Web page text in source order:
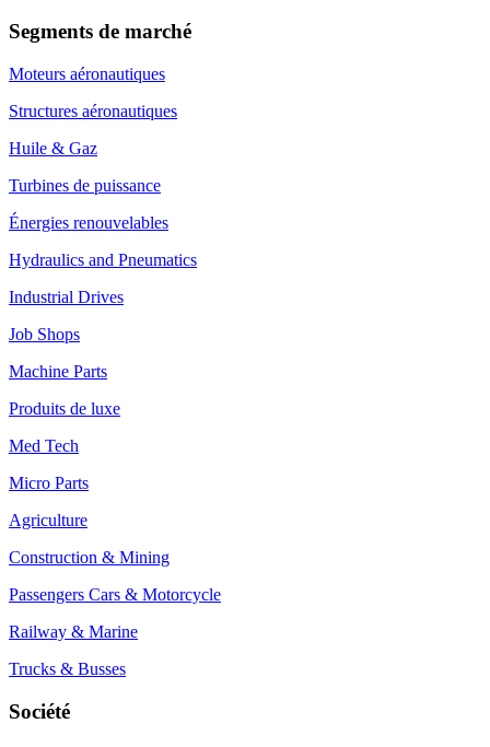
Segments de marché
Moteurs aéronautiques
Structures aéronautiques
Huile & Gaz
Turbines de puissance
Énergies renouvelables
Hydraulics and Pneumatics
Industrial Drives
Job Shops
Machine Parts
Produits de luxe
Med Tech
Micro Parts
Agriculture
Construction & Mining
Passengers Cars & Motorcycle
Railway & Marine
Trucks & Busses
Société